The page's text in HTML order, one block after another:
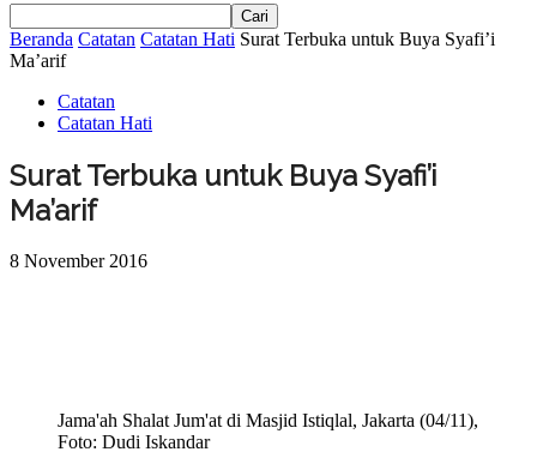
Beranda Catatan Catatan Hati Surat Terbuka untuk Buya Syafi’i
Ma’arif
Catatan
Catatan Hati
Surat Terbuka untuk Buya Syafi’i
Ma’arif
8 November 2016
Jama'ah Shalat Jum'at di Masjid Istiqlal, Jakarta (04/11),
Foto: Dudi Iskandar